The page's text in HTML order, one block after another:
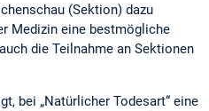
(Sektion) dazu
Medizin eine bestmögliche
die Teilnahme an Sektionen
bei „Natürlicher Todesart“ eine